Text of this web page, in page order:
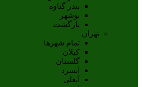
بندر گناوه
بوشهر
بازگشت
تهران
تمام شهر‌ها
کیلان
گلستان
آبسرد
آبعلی